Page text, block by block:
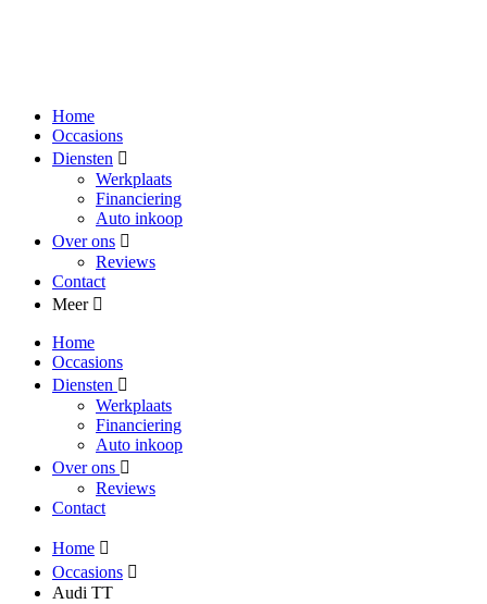
Home
Occasions
Diensten
Werkplaats
Financiering
Auto inkoop
Over ons
Reviews
Contact
Meer
Home
Occasions
Diensten
Werkplaats
Financiering
Auto inkoop
Over ons
Reviews
Contact
Home
Occasions
Audi TT